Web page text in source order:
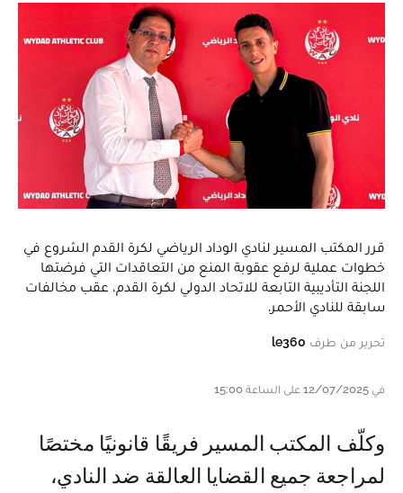
قرر المكتب المسير لنادي الوداد الرياضي لكرة القدم الشروع في
خطوات عملية لرفع عقوبة المنع من التعاقدات التي فرضتها
اللجنة التأديبية التابعة للاتحاد الدولي لكرة القدم، عقب مخالفات
سابقة للنادي الأحمر.
تحرير من طرف le360
في 12/07/2025 على الساعة 15:00
وكلّف المكتب المسير فريقًا قانونيًا مختصًا
لمراجعة جميع القضايا العالقة ضد النادي،